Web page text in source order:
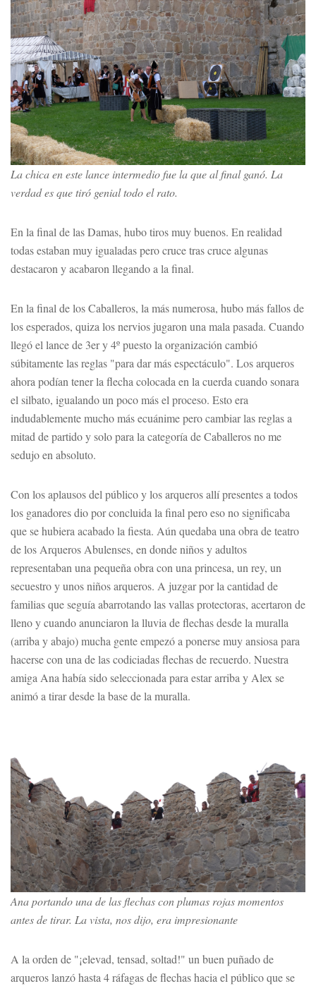
La chica en este lance intermedio fue la que al final ganó. La
verdad es que tiró genial todo el rato.
En la final de las Damas, hubo tiros muy buenos. En realidad
todas estaban muy igualadas pero cruce tras cruce algunas
destacaron y acabaron llegando a la final.
En la final de los Caballeros, la más numerosa, hubo más fallos de
los esperados, quiza los nervios jugaron una mala pasada. Cuando
llegó el lance de 3er y 4º puesto la organización cambió
súbitamente las reglas "para dar más espectáculo". Los arqueros
ahora podían tener la flecha colocada en la cuerda cuando sonara
el silbato, igualando un poco más el proceso. Esto era
indudablemente mucho más ecuánime pero cambiar las reglas a
mitad de partido y solo para la categoría de Caballeros no me
sedujo en absoluto.
Con los aplausos del público y los arqueros allí presentes a todos
los ganadores dio por concluida la final pero eso no significaba
que se hubiera acabado la fiesta. Aún quedaba una obra de teatro
de los Arqueros Abulenses, en donde niños y adultos
representaban una pequeña obra con una princesa, un rey, un
secuestro y unos niños arqueros. A juzgar por la cantidad de
familias que seguía abarrotando las vallas protectoras, acertaron de
lleno y cuando anunciaron la lluvia de flechas desde la muralla
(arriba y abajo) mucha gente empezó a ponerse muy ansiosa para
hacerse con una de las codiciadas flechas de recuerdo. Nuestra
amiga Ana había sido seleccionada para estar arriba y Alex se
animó a tirar desde la base de la muralla.
Ana portando una de las flechas con plumas rojas momentos
antes de tirar. La vista, nos dijo, era impresionante
A la orden de "¡elevad, tensad, soltad!" un buen puñado de
arqueros lanzó hasta 4 ráfagas de flechas hacia el público que se